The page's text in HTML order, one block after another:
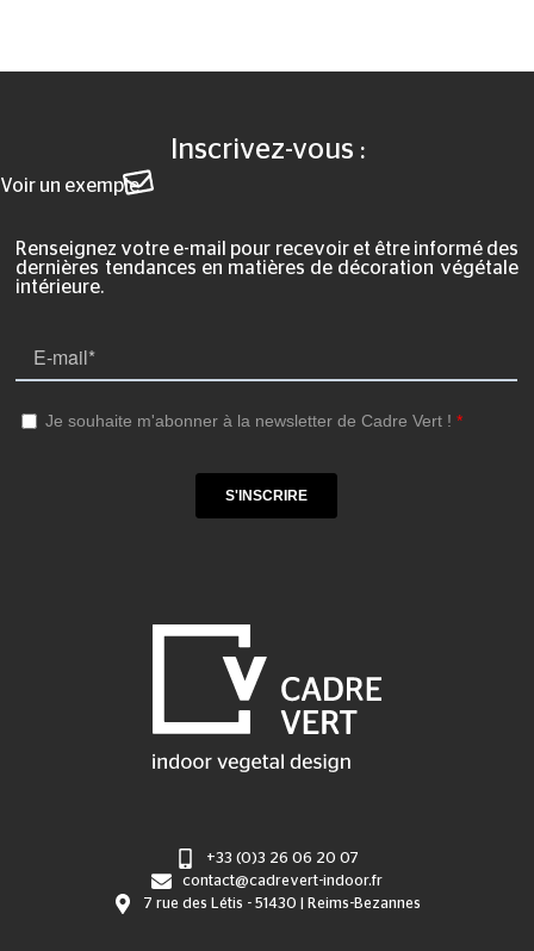
Inscrivez-vous :
Voir un exemple
Renseignez votre e-mail pour recevoir et être informé des
dernières tendances en matières de décoration végétale
intérieure.
+33 (0)3 26 06 20 07
contact@cadrevert-indoor.fr
7 rue des Létis - 51430 | Reims-Bezannes